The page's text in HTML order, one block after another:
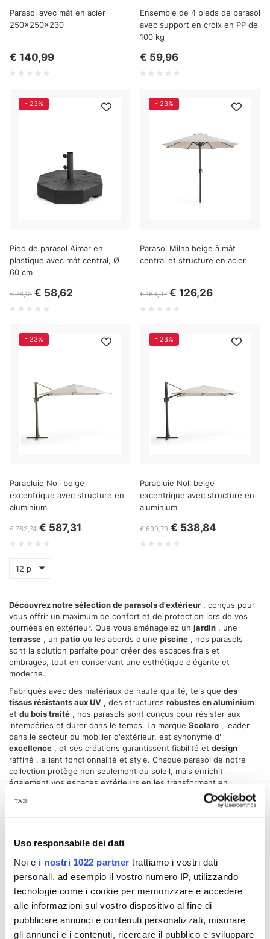
Uso responsabile dei dati
Noi e i nostri 1022 partner trattiamo i vostri dati
personali, ad esempio il vostro numero IP, utilizzando
tecnologie come i cookie per memorizzare e accedere
alle informazioni sul vostro dispositivo al fine di
pubblicare annunci e contenuti personalizzati, misurare
gli annunci e i contenuti, ricercare il pubblico e sviluppare
Parasol avec mât en acier
250x250x230
€ 140,99
Ensemble de 4 pieds de parasol
avec support en croix en PP de
100 kg
€ 59,96
- 23%
Pied de parasol Aimar en
plastique avec mât central, Ø
60 cm
€ 76,13 € 58,62
- 23%
Parasol Milna beige à mât
central et structure en acier
€ 163,97 € 126,26
- 23%
Parapluie Noli beige
excentrique avec structure en
aluminium
€ 762,74 € 587,31
- 23%
Parapluie Noli beige
excentrique avec structure en
aluminium
€ 699,79 € 538,84
12 p
Découvrez notre sélection de parasols d'extérieur , conçus pour
vous offrir un maximum de confort et de protection lors de vos
journées en extérieur. Que vous aménageiez un jardin , une
terrasse , un patio ou les abords d'une piscine , nos parasols
sont la solution parfaite pour créer des espaces frais et
ombragés, tout en conservant une esthétique élégante et
moderne.
Fabriqués avec des matériaux de haute qualité, tels que des
tissus résistants aux UV , des structures robustes en aluminium
et du bois traité , nos parasols sont conçus pour résister aux
intempéries et durer dans le temps. La marque Scolaro , leader
dans le secteur du mobilier d'extérieur, est synonyme d'
excellence , et ses créations garantissent fiabilité et design
raffiné , alliant fonctionnalité et style. Chaque parasol de notre
collection protège non seulement du soleil, mais enrichit
également vos espaces extérieurs en les transformant en
Scolaro
en différentesformes,tailles
satisfaire tous les besoins. Vous pouvez choisir entre
des
parasols à mât central , idéaux pour les espaces étroits ou les
configurations plus traditionnelles, ou opter pourdes parasols à
bras latéraux , qui offrent une plus grandepolyvalenceet la
possibilité de maximiser l'espace utile sous la zone d'ombrage.
Chaque modèle est conçu pourla durabilité,la résistanceet la
facilité d'utilisation. Beaucoup de nos parasols sont équipés de